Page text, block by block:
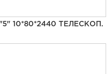
10*80*2440 ТЕЛЕСКОП.